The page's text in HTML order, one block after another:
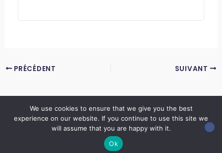
PRÉCÉDENT SUIVANT
Copyright © 2026 LES ANNALES DES MINES | Powered byThème WordPress Astra
We use cookies to ensure that we give you the best
experience on our website. If you continue to use this site we
will assume that you are happy with it.
Ok